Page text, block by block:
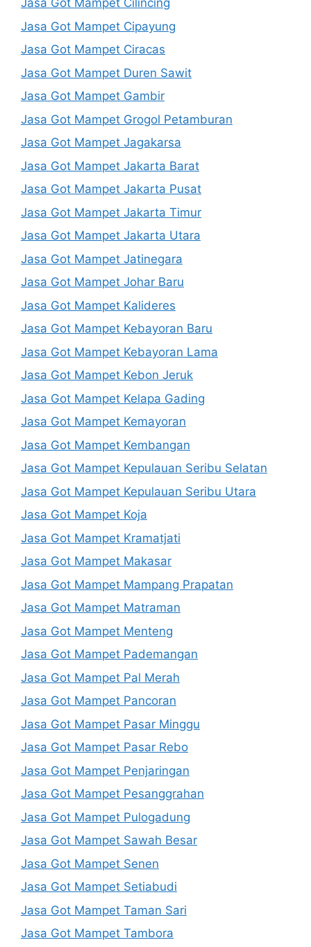
Jasa Got Mampet Cilincing
Jasa Got Mampet Cipayung
Jasa Got Mampet Ciracas
Jasa Got Mampet Duren Sawit
Jasa Got Mampet Gambir
Jasa Got Mampet Grogol Petamburan
Jasa Got Mampet Jagakarsa
Jasa Got Mampet Jakarta Barat
Jasa Got Mampet Jakarta Pusat
Jasa Got Mampet Jakarta Timur
Jasa Got Mampet Jakarta Utara
Jasa Got Mampet Jatinegara
Jasa Got Mampet Johar Baru
Jasa Got Mampet Kalideres
Jasa Got Mampet Kebayoran Baru
Jasa Got Mampet Kebayoran Lama
Jasa Got Mampet Kebon Jeruk
Jasa Got Mampet Kelapa Gading
Jasa Got Mampet Kemayoran
Jasa Got Mampet Kembangan
Jasa Got Mampet Kepulauan Seribu Selatan
Jasa Got Mampet Kepulauan Seribu Utara
Jasa Got Mampet Koja
Jasa Got Mampet Kramatjati
Jasa Got Mampet Makasar
Jasa Got Mampet Mampang Prapatan
Jasa Got Mampet Matraman
Jasa Got Mampet Menteng
Jasa Got Mampet Pademangan
Jasa Got Mampet Pal Merah
Jasa Got Mampet Pancoran
Jasa Got Mampet Pasar Minggu
Jasa Got Mampet Pasar Rebo
Jasa Got Mampet Penjaringan
Jasa Got Mampet Pesanggrahan
Jasa Got Mampet Pulogadung
Jasa Got Mampet Sawah Besar
Jasa Got Mampet Senen
Jasa Got Mampet Setiabudi
Jasa Got Mampet Taman Sari
Jasa Got Mampet Tambora